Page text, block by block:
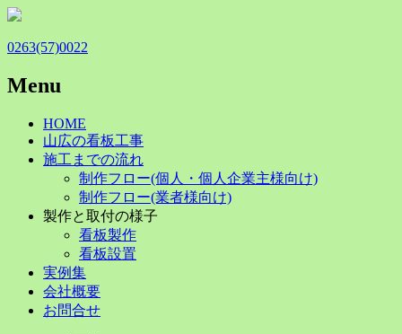
0263(57)0022
Menu
Skip
content
HOME
山広の看板工事
施工までの流れ
制作フロー(個人・個人企業主様向け)
制作フロー(業者様向け)
製作と取付の様子
看板製作
看板設置
実例集
会社概要
お問合せ